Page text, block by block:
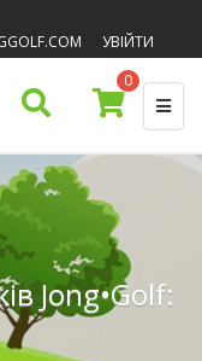
УВІЙТИ
0
Jong•Golf: